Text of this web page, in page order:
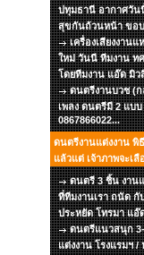
ปทุมธานี อากาศวัน
สุขกันถ้วนหน้า ขอ
เครื่องเสียงงาน
ใหม่ วันนี ทีมงาน ท
โดยทีมงาน แอ๊ด มิว
ดนตรีงานบวช (ก
เพลง ดนตรีมี 2 แบ
0867866022...
ดนตรีงานแต่งงาน พิ
แล้วแต่ เจ้าภาพจะเลื
ดนตรี 3 ชิ้น งาน
ที่ทีมงานเรา ถนัด กั
ประหยัด โทรมา แอ๊
ดนตรีแนวสนุก
แต่งงาน โรงแรมฯ